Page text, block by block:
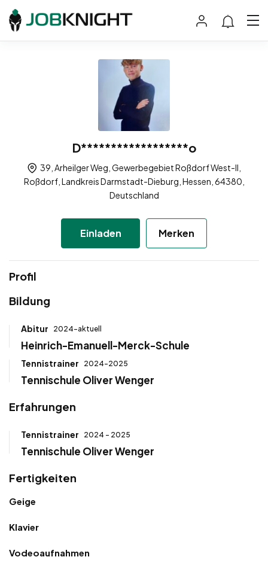
D******************o
39, Arheilger Weg, Gewerbegebiet Roßdorf West-II,
Roßdorf, Landkreis Darmstadt-Dieburg, Hessen, 64380,
Deutschland
Einladen Merken
Profil
Bildung
Abitur 2024-aktuell
Heinrich-Emanuell-Merck-Schule
Tennistrainer 2024-2025
Tennischule Oliver Wenger
Erfahrungen
Tennistrainer 2024 - 2025
Tennischule Oliver Wenger
Fertigkeiten
Geige
Klavier
Vodeoaufnahmen